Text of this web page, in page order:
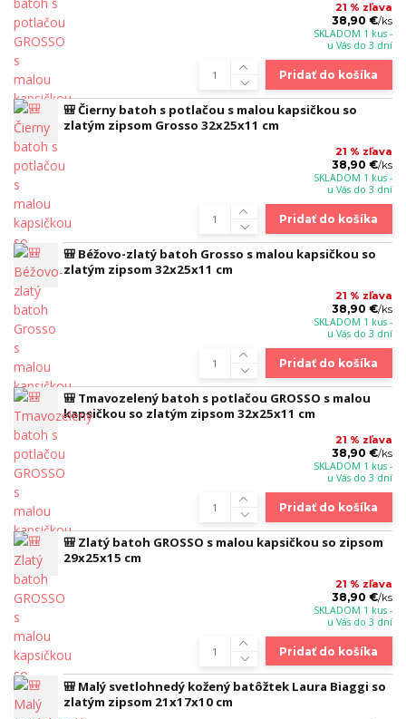
21 % zľava
38,90 €/ks
SKLADOM 1 kus -
u Vás do 3 dní
Pridať do košíka
🎒 Čierny batoh s potlačou s malou kapsičkou so
zlatým zipsom Grosso 32x25x11 cm
21 % zľava
38,90 €/ks
SKLADOM 1 kus -
u Vás do 3 dní
Pridať do košíka
🎒 Béžovo-zlatý batoh Grosso s malou kapsičkou so
zlatým zipsom 32x25x11 cm
21 % zľava
38,90 €/ks
SKLADOM 1 kus -
u Vás do 3 dní
Pridať do košíka
🎒 Tmavozelený batoh s potlačou GROSSO s malou
kapsičkou so zlatým zipsom 32x25x11 cm
21 % zľava
38,90 €/ks
SKLADOM 1 kus -
u Vás do 3 dní
Pridať do košíka
🎒 Zlatý batoh GROSSO s malou kapsičkou so zipsom
29x25x15 cm
21 % zľava
38,90 €/ks
SKLADOM 1 kus -
u Vás do 3 dní
Pridať do košíka
🎒 Malý svetlohnedý kožený batôžtek Laura Biaggi so
zlatým zipsom 21x17x10 cm